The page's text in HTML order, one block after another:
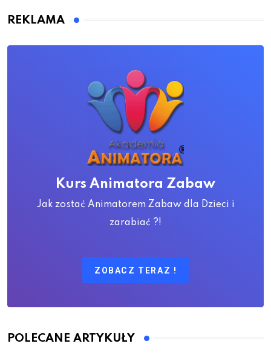
REKLAMA
Kurs Animatora Zabaw
Jak zostać Animatorem Zabaw dla Dzieci i
zarabiać ?!
ZOBACZ TERAZ !
POLECANE ARTYKUŁY